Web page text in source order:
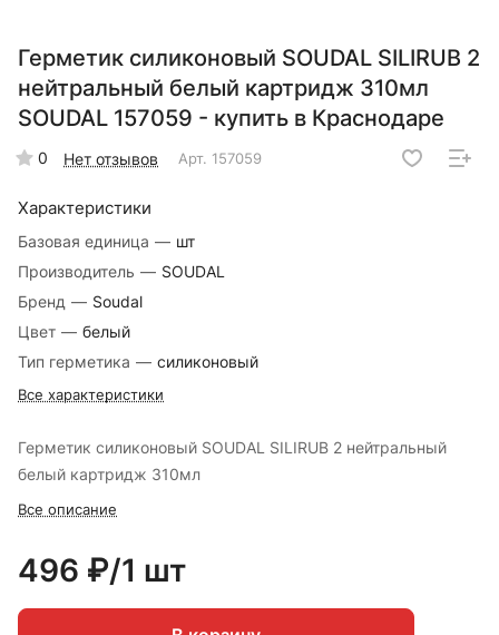
Герметик силиконовый SOUDAL SILIRUB 2
нейтральный белый картридж 310мл
SOUDAL 157059 - купить в Краснодаре
0 Нет отзывов Арт. 157059
Характеристики
Базовая единица — шт
Производитель — SOUDAL
Бренд — Soudal
Цвет — белый
Тип герметика — силиконовый
Все характеристики
Герметик силиконовый SOUDAL SILIRUB 2 нейтральный
белый картридж 310мл
Все описание
496 ₽/1 шт